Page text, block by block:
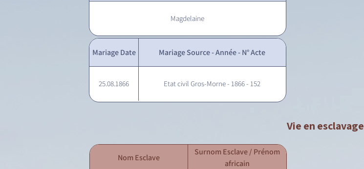
Magdelaine
Mariage Date Mariage Source - Année - N° Acte
25.08.1866 Etat civil Gros-Morne - 1866 - 152
Vie en esclavage
Nom Esclave
Surnom Esclave / Prénom
africain